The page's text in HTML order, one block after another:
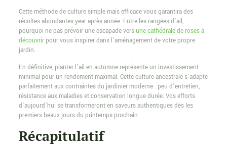
Cette méthode de culture simple mais efficace vous garantira des
récoltes abondantes year après année. Entre les rangées d’ail,
pourquoi ne pas prévoir une escapade versune cathédrale de roses à
découvrirpour vous inspirer dans l’aménagement de votre propre
jardin.
En définitive, planter l’ail en automne représente un investissement
minimal pour un rendement maximal. Cette culture ancestrale s’adapte
parfaitement aux contraintes du jardinier moderne : peu d’entretien,
résistance aux maladies et conservation longue durée. Vos efforts
d’aujourd’hui se transformeront en saveurs authentiques dès les
premiers beaux jours du printemps prochain.
Récapitulatif